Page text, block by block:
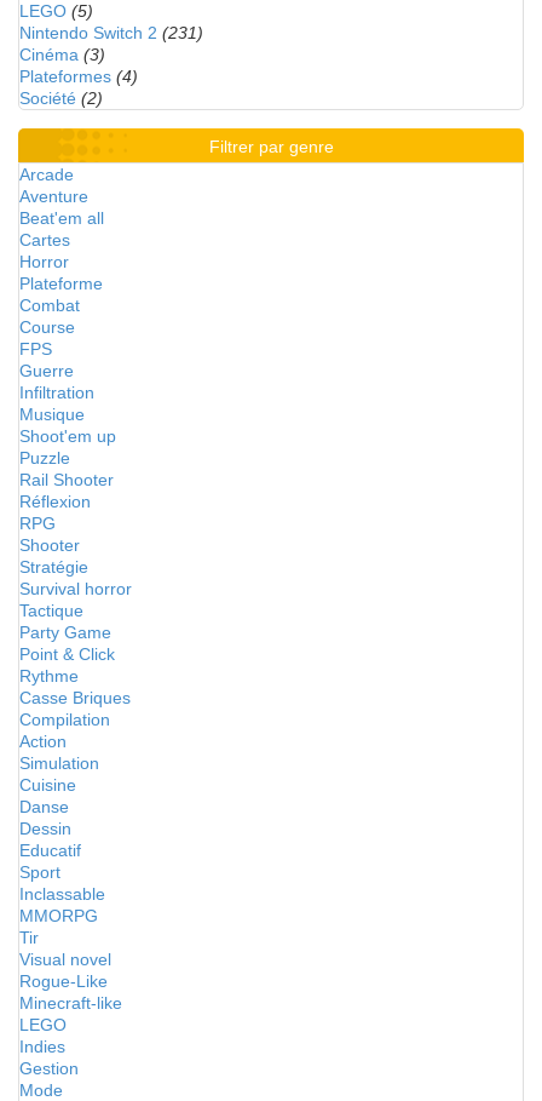
LEGO (5)
Nintendo Switch 2 (231)
Cinéma (3)
Plateformes (4)
Société (2)
Filtrer par genre
Arcade
Aventure
Beat'em all
Cartes
Horror
Plateforme
Combat
Course
FPS
Guerre
Infiltration
Musique
Shoot'em up
Puzzle
Rail Shooter
Réflexion
RPG
Shooter
Stratégie
Survival horror
Tactique
Party Game
Point & Click
Rythme
Casse Briques
Compilation
Action
Simulation
Cuisine
Danse
Dessin
Educatif
Sport
Inclassable
MMORPG
Tir
Visual novel
Rogue-Like
Minecraft-like
LEGO
Indies
Gestion
Mode